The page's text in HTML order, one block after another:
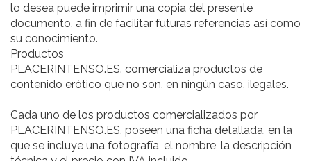
lo desea puede imprimir una copia del presente
documento, a fin de facilitar futuras referencias así como
su conocimiento.
Productos
PLACERINTENSO.ES. comercializa productos de
contenido erótico que no son, en ningún caso, ilegales.
Cada uno de los productos comercializados por
PLACERINTENSO.ES. poseen una ficha detallada, en la
que se incluye una fotografía, el nombre, la descripción